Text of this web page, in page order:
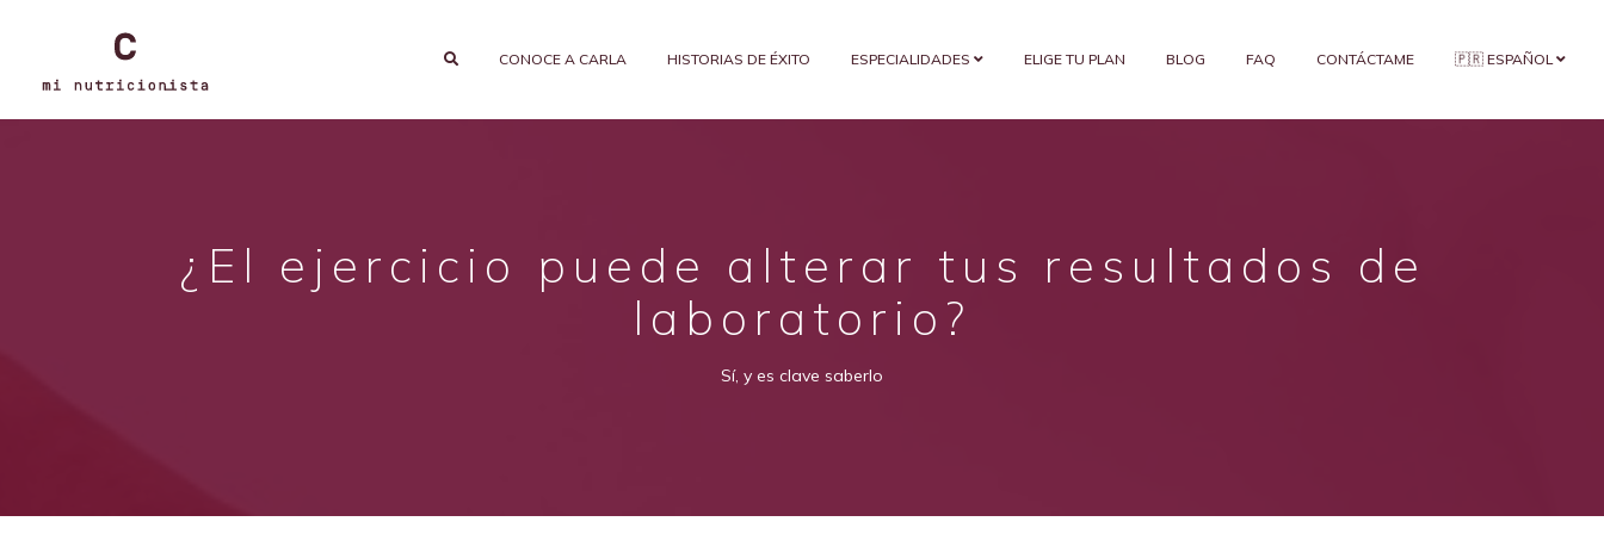
CONOCE A CARLA HISTORIAS DE ÉXITO ESPECIALIDADES ELIGE TU PLAN BLOG FAQ CONTÁCTAME 🇵🇷 ESPAÑOL
¿El ejercicio puede alterar tus resultados de
laboratorio?
Sí, y es clave saberlo